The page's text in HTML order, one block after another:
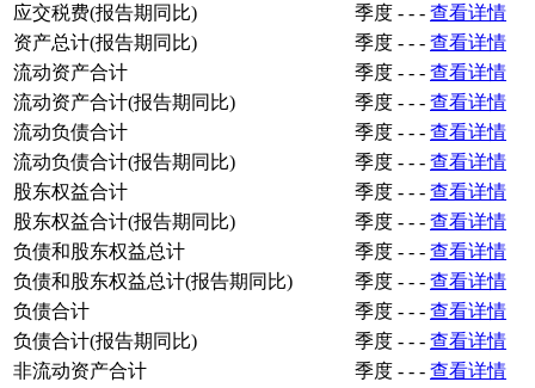
应交税费(报告期同比)
季度 - - - 查看详情
资产总计(报告期同比)
季度 - - - 查看详情
流动资产合计
季度 - - - 查看详情
流动资产合计(报告期同比)
季度 - - - 查看详情
流动负债合计
季度 - - - 查看详情
流动负债合计(报告期同比)
季度 - - - 查看详情
股东权益合计
季度 - - - 查看详情
股东权益合计(报告期同比)
季度 - - - 查看详情
负债和股东权益总计
季度 - - - 查看详情
负债和股东权益总计(报告期同比)
季度 - - - 查看详情
负债合计
季度 - - - 查看详情
负债合计(报告期同比)
季度 - - - 查看详情
非流动资产合计
季度 - - - 查看详情